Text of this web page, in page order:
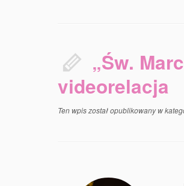
„Św.
videorelacja
Ten wpis został opublikowany w